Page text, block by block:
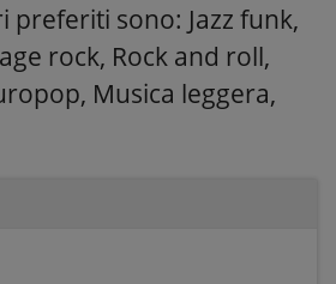
preferiti sono: Jazz funk,
rock, Rock and roll,
Musica leggera,